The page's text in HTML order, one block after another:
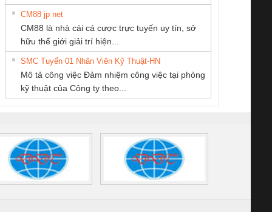
sát chuỗi
tấm pin
16I+
(2502520000)
điện TRANSCLINIC
BKE 1K5.4
(7791400879)2. Giá
Nẹp nhôm chống
trơn Đà Nẵng
CÔNG TY TNHH
THIẾT BỊ CÔNG
NGHIỆP NIHON
SETSUBI VIỆT
TM-DV DAI DONG
THANH
PHẦN DÂY VÀ
CM88 jp net
CM88 là nhà cái cá cược trực tuyến uy tín, sở
hữu thế giới giải trí hiện...
SMC Tuyển 01 Nhân Viên Kỹ Thuật-HN
Mô tả công việc Đảm nhiệm công việc tại phòng
kỹ thuật của Công ty theo...